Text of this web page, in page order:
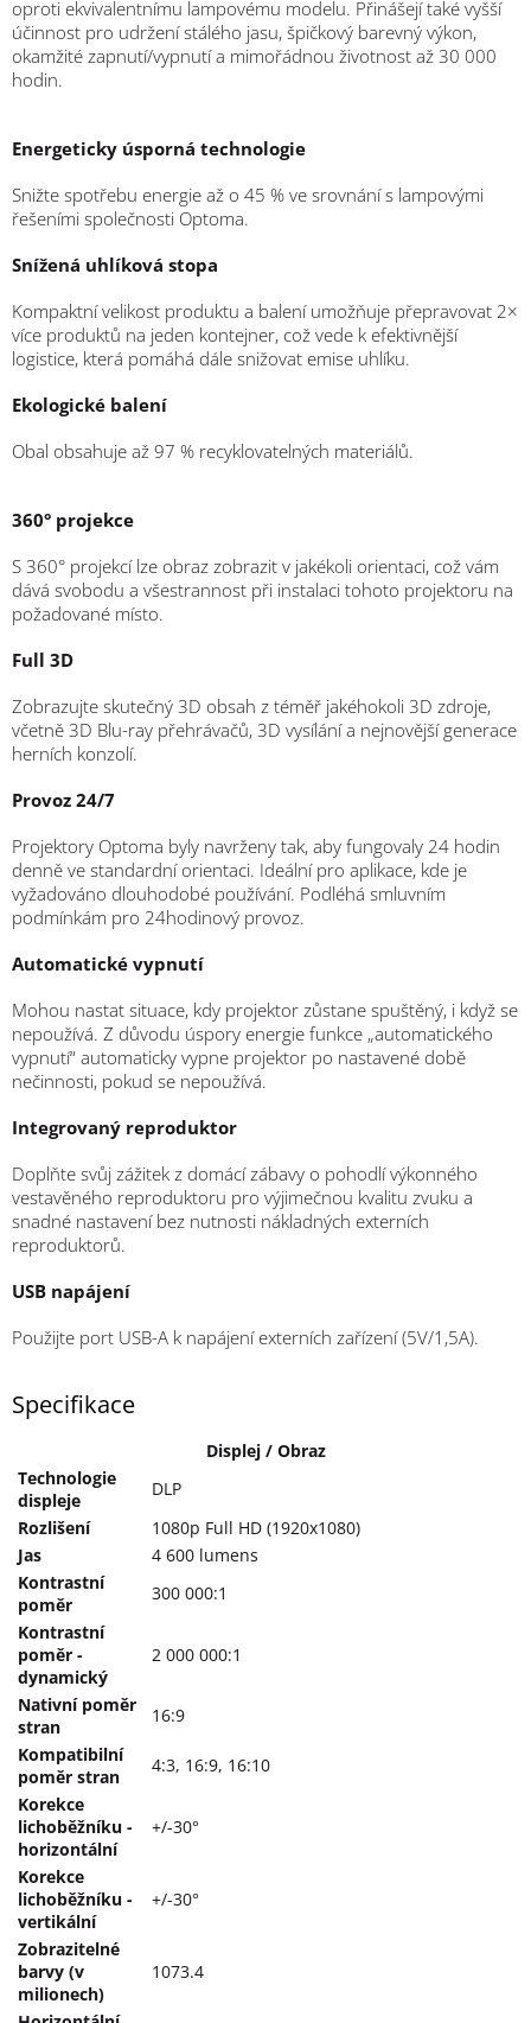
oproti ekvivalentnímu lampovému modelu. Přinášejí také vyšší
účinnost pro udržení stálého jasu, špičkový barevný výkon,
okamžité zapnutí/vypnutí a mimořádnou životnost až 30 000
hodin.
Energeticky úsporná technologie
Snižte spotřebu energie až o 45 % ve srovnání s lampovými
řešeními společnosti Optoma.
Snížená uhlíková stopa
Kompaktní velikost produktu a balení umožňuje přepravovat 2×
více produktů na jeden kontejner, což vede k efektivnější
logistice, která pomáhá dále snižovat emise uhlíku.
Ekologické balení
Obal obsahuje až 97 % recyklovatelných materiálů.
360° projekce
S 360° projekcí lze obraz zobrazit v jakékoli orientaci, což vám
dává svobodu a všestrannost při instalaci tohoto projektoru na
požadované místo.
Full 3D
Zobrazujte skutečný 3D obsah z téměř jakéhokoli 3D zdroje,
včetně 3D Blu-ray přehrávačů, 3D vysílání a nejnovější generace
herních konzolí.
Provoz 24/7
Projektory Optoma byly navrženy tak, aby fungovaly 24 hodin
denně ve standardní orientaci. Ideální pro aplikace, kde je
vyžadováno dlouhodobé používání. Podléhá smluvním
podmínkám pro 24hodinový provoz.
Automatické vypnutí
Mohou nastat situace, kdy projektor zůstane spuštěný, i když se
nepoužívá. Z důvodu úspory energie funkce „automatického
vypnutí“ automaticky vypne projektor po nastavené době
nečinnosti, pokud se nepoužívá.
Integrovaný reproduktor
Doplňte svůj zážitek z domácí zábavy o pohodlí výkonného
vestavěného reproduktoru pro výjimečnou kvalitu zvuku a
snadné nastavení bez nutnosti nákladných externích
reproduktorů.
USB napájení
Použijte port USB-A k napájení externích zařízení (5V/1,5A).
Specifikace
Displej / Obraz
Technologie
displeje
DLP
Rozlišení
1080p Full HD (1920x1080)
Jas
4 600 lumens
Kontrastní
poměr
300 000:1
Kontrastní
poměr -
dynamický
2 000 000:1
Nativní poměr
stran
16:9
Kompatibilní
poměr stran
4:3, 16:9, 16:10
Korekce
lichoběžníku -
horizontální
+/-30°
Korekce
lichoběžníku -
vertikální
+/-30°
Zobrazitelné
barvy (v
milionech)
1073.4